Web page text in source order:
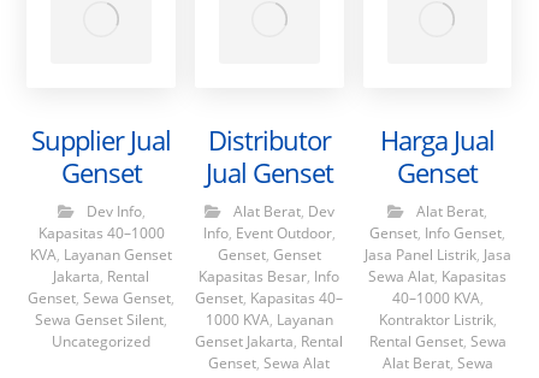
Supplier Jual
Genset
Dev Info,
Kapasitas 40–1000
KVA, Layanan Genset
Jakarta, Rental
Genset,Sewa Genset,
Sewa Genset Silent,
Uncategorized
Distributor
Jual Genset
Alat Berat, Dev
Info, Event Outdoor,
Genset, Genset
Kapasitas Besar, Info
Genset, Kapasitas 40–
1000 KVA, Layanan
Genset Jakarta, Rental
Genset,Sewa Alat
Harga Jual
Genset
Alat Berat,
Genset, Info Genset,
Jasa Panel Listrik, Jasa
Sewa Alat, Kapasitas
40–1000 KVA,
Kontraktor Listrik,
Rental Genset, Sewa
Alat Berat, Sewa